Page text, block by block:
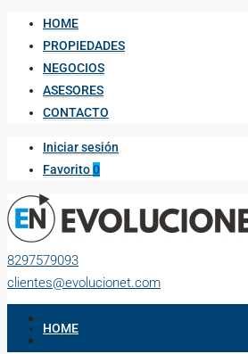
HOME
PROPIEDADES
NEGOCIOS
ASESORES
CONTACTO
Iniciar sesión
Favorito0
8297579093
clientes@evolucionet.com
HOME